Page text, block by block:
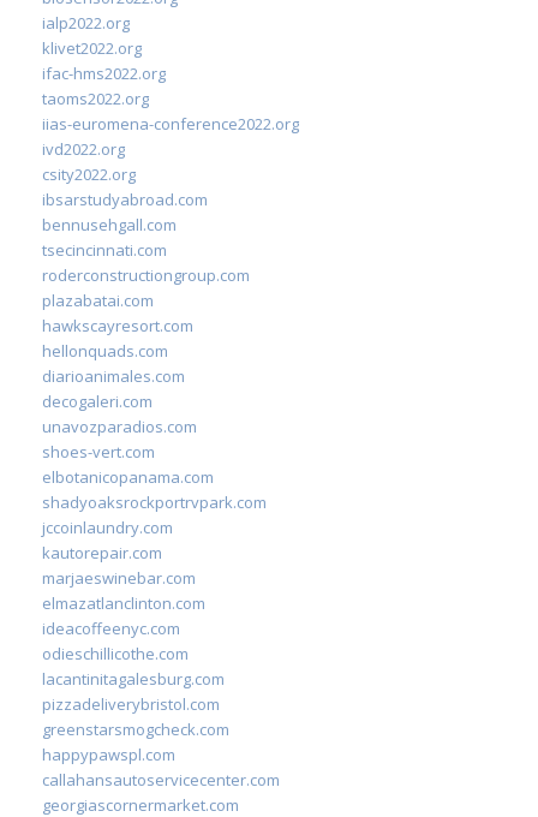
ialp2022.org
klivet2022.org
ifac-hms2022.org
taoms2022.org
iias-euromena-conference2022.org
ivd2022.org
csity2022.org
ibsarstudyabroad.com
bennusehgall.com
tsecincinnati.com
roderconstructiongroup.com
plazabatai.com
hawkscayresort.com
hellonquads.com
diarioanimales.com
decogaleri.com
unavozparadios.com
shoes-vert.com
elbotanicopanama.com
shadyoaksrockportrvpark.com
jccoinlaundry.com
kautorepair.com
marjaeswinebar.com
elmazatlanclinton.com
ideacoffeenyc.com
odieschillicothe.com
lacantinitagalesburg.com
pizzadeliverybristol.com
greenstarsmogcheck.com
happypawspl.com
callahansautoservicecenter.com
georgiascornermarket.com